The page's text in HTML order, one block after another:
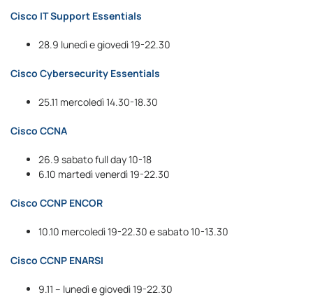
Cisco IT Support Essentials
28.9 lunedì e giovedì 19-22.30
Cisco Cybersecurity Essentials
25.11 mercoledì 14.30-18.30
Cisco CCNA
26.9 sabato full day 10-18
6.10 martedì venerdì 19-22.30
Cisco CCNP ENCOR
10.10 mercoledì 19-22.30 e sabato 10-13.30
Cisco CCNP ENARSI
9.11 – lunedì e giovedì 19-22.30